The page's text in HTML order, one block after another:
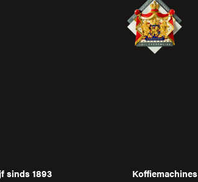
sinds 1893 Koffiemachines